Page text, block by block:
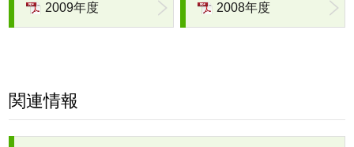
2009年度 2008年度
関連情報